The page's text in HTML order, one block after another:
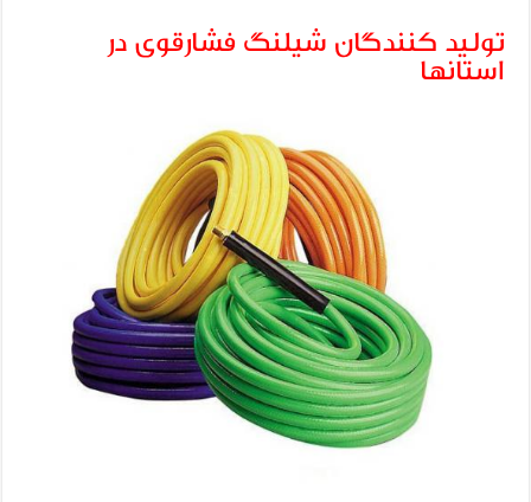
تولید کنندگان شیلنگ فشارقوی در
استانها